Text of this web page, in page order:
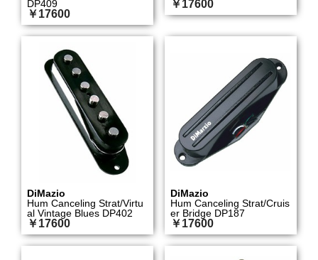
DP409
￥17600
￥17600
DiMazio
Hum Canceling Strat/Virtu
al Vintage Blues DP402
￥17600
DiMazio
Hum Canceling Strat/Cruis
er Bridge DP187
￥17600